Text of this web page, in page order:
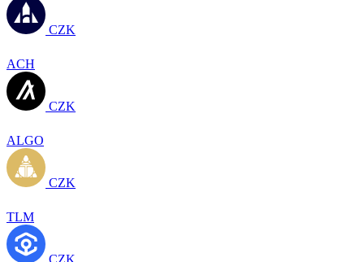
CZK
ACH
CZK
ALGO
CZK
TLM
CZK